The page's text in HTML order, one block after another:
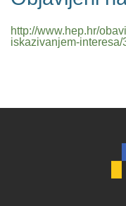
http://www.hep.hr/
iskazivanjem-interesa/